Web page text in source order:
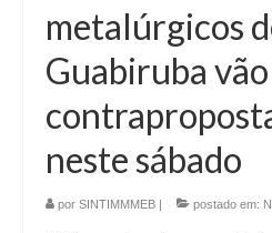
metalúrgicos
Guabiruba
neste sábado
por SINTIMMMEB | postado em: